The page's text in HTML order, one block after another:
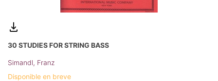
30 STUDIES FOR STRING BASS
Simandl, Franz
Disponible en breve